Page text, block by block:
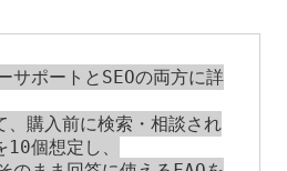
サポートとSEOの両方に詳
、購入前に検索・相談され
個想定し、